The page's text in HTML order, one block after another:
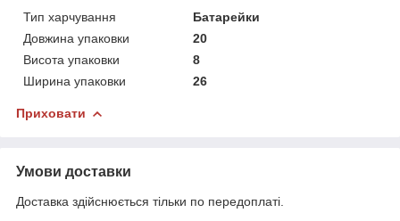
Тип харчування
Батарейки
Довжина упаковки
20
Висота упаковки
8
Ширина упаковки
26
Приховати
Умови доставки
Доставка здійснюється тільки по передоплаті.